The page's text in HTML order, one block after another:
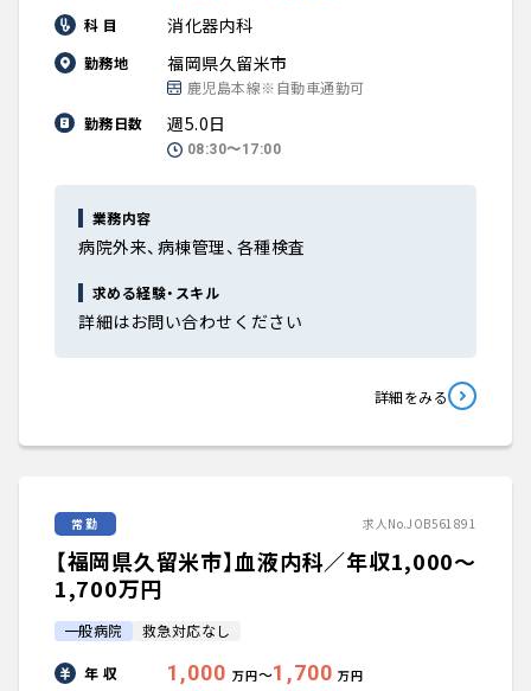
科 目 消化器内科
勤務地 福岡県久留米市
鹿児島本線※自動車通勤可
勤務日数
週5.0日
08:30〜17:00
業務内容
病院外来、病棟管理、各種検査
求める経験・スキル
詳細はお問い合わせください
詳細をみる
常勤 求人No.JOB561891
【福岡県久留米市】血液内科／年収1,000〜
1,700万円
一般病院 救急対応なし
年 収 1,000 万円〜1,700 万円